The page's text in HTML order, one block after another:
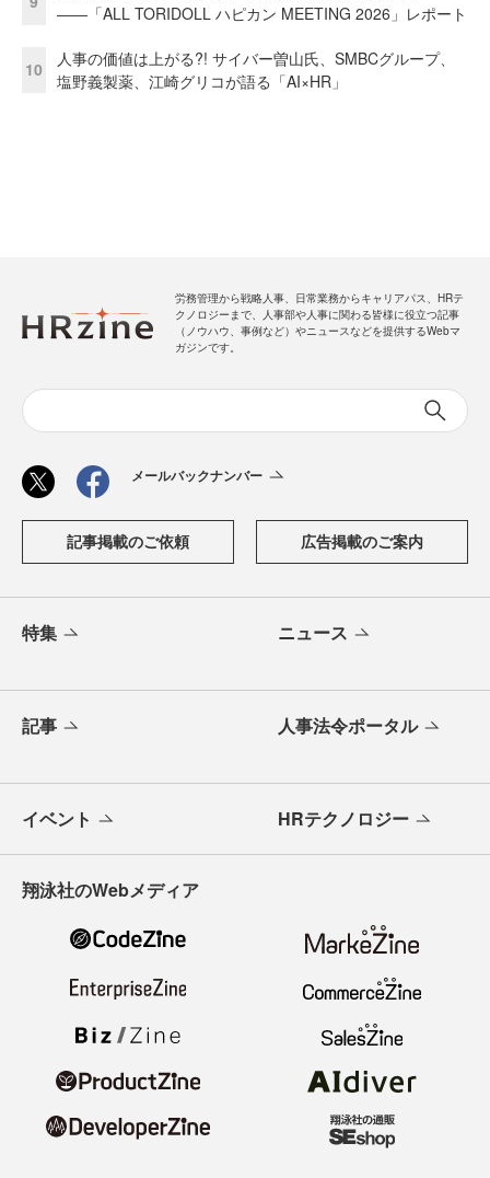
――「ALL TORIDOLL ハピカン MEETING 2026」レポート
10
人事の価値は上がる?! サイバー曽山氏、SMBCグループ、
塩野義製薬、江崎グリコが語る「AI×HR」
労務管理から戦略人事、日常業務からキャリアパス、HRテ
クノロジーまで、人事部や人事に関わる皆様に役立つ記事
（ノウハウ、事例など）やニュースなどを提供するWebマ
ガジンです。
メールバックナンバー
記事掲載のご依頼 広告掲載のご案内
特集 ニュース
記事 人事法令ポータル
イベント HRテクノロジー
翔泳社のWebメディア